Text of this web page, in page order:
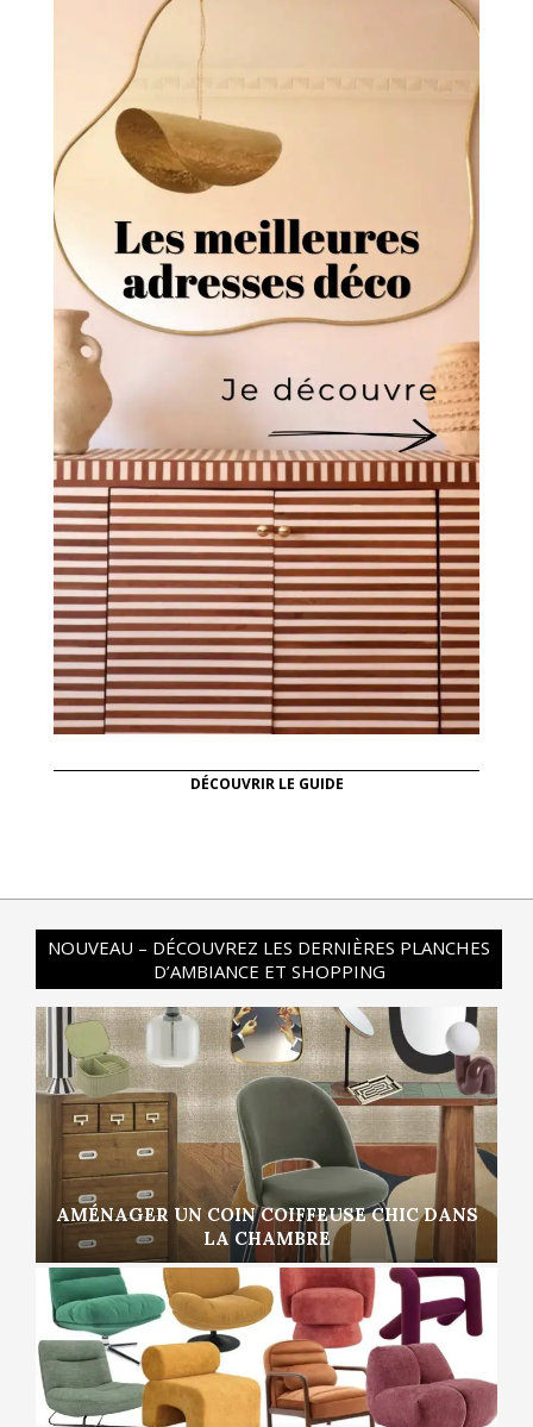
DÉCOUVRIR LE GUIDE
NOUVEAU – DÉCOUVREZ LES DERNIÈRES PLANCHES
D’AMBIANCE ET SHOPPING
AMÉNAGER UN COIN COIFFEUSE CHIC DANS
LA CHAMBRE